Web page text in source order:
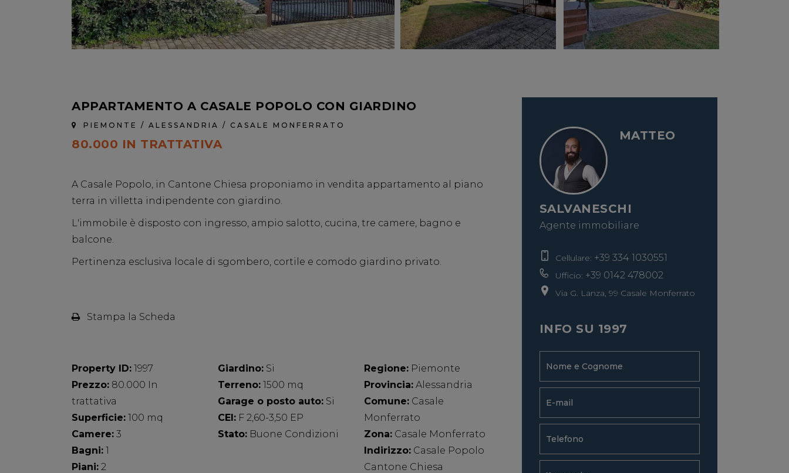
APPARTAMENTO A CASALE POPOLO CON GIARDINO
PIEMONTE / ALESSANDRIA / CASALE MONFERRATO
80.000 IN TRATTATIVA
A Casale Popolo, in Cantone Chiesa proponiamo in vendita appartamento al piano
terra in villetta indipendente con giardino.
L'immobile è disposto con ingresso, ampio salotto, cucina, tre camere, bagno e
balcone.
Pertinenza esclusiva locale di sgombero, cortile e comodo giardino privato.
Stampa la Scheda
Property ID: 1997
Prezzo: 80.000 In
trattativa
Superficie: 100 mq
Camere: 3
Bagni: 1
Piani: 2
Giardino:Si
Terreno:1500 mq
Garage o posto auto:Si
CEI:F 2,60-3,50 EP
Stato:Buone Condizioni
Regione:Piemonte
Provincia:Alessandria
Comune:Casale
Monferrato
Zona:Casale Monferrato
Indirizzo:Casale Popolo
Cantone Chiesa
MATTEO
SALVANESCHI
Agente immobiliare
Cellulare: +39 334 1030551
Ufficio: +39 0142 478002
Via G. Lanza, 99 Casale Monferrato
INFO SU 1997